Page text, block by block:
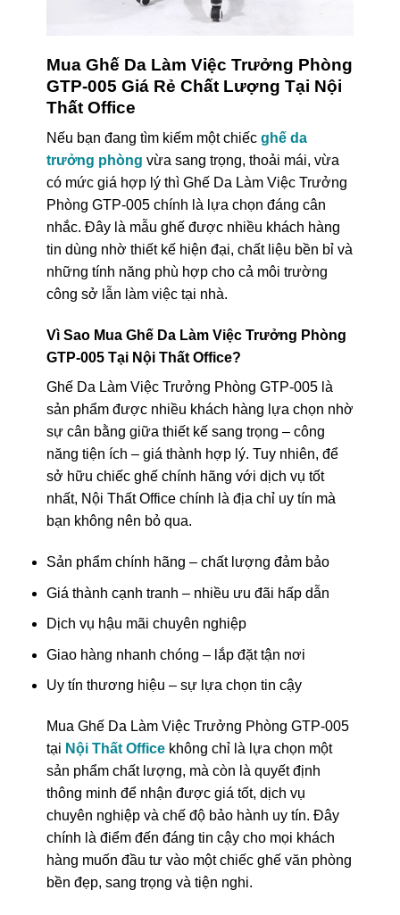
Mua Ghế Da Làm Việc Trưởng Phòng
GTP-005 Giá Rẻ Chất Lượng Tại Nội
Thất Office
Nếu bạn đang tìm kiếm một chiếc ghế da
trưởng phòng vừa sang trọng, thoải mái, vừa
có mức giá hợp lý thì Ghế Da Làm Việc Trưởng
Phòng GTP-005 chính là lựa chọn đáng cân
nhắc. Đây là mẫu ghế được nhiều khách hàng
tin dùng nhờ thiết kế hiện đại, chất liệu bền bỉ và
những tính năng phù hợp cho cả môi trường
công sở lẫn làm việc tại nhà.
Vì Sao Mua Ghế Da Làm Việc Trưởng Phòng
GTP-005 Tại Nội Thất Office?
Ghế Da Làm Việc Trưởng Phòng GTP-005 là
sản phẩm được nhiều khách hàng lựa chọn nhờ
sự cân bằng giữa thiết kế sang trọng – công
năng tiện ích – giá thành hợp lý. Tuy nhiên, để
sở hữu chiếc ghế chính hãng với dịch vụ tốt
nhất, Nội Thất Office chính là địa chỉ uy tín mà
bạn không nên bỏ qua.
Sản phẩm chính hãng – chất lượng đảm bảo
Giá thành cạnh tranh – nhiều ưu đãi hấp dẫn
Dịch vụ hậu mãi chuyên nghiệp
Giao hàng nhanh chóng – lắp đặt tận nơi
Uy tín thương hiệu – sự lựa chọn tin cậy
Mua Ghế Da Làm Việc Trưởng Phòng GTP-005
tại Nội Thất Officekhông chỉ là lựa chọn một
sản phẩm chất lượng, mà còn là quyết định
thông minh để nhận được giá tốt, dịch vụ
chuyên nghiệp và chế độ bảo hành uy tín. Đây
chính là điểm đến đáng tin cậy cho mọi khách
hàng muốn đầu tư vào một chiếc ghế văn phòng
bền đẹp, sang trọng và tiện nghi.